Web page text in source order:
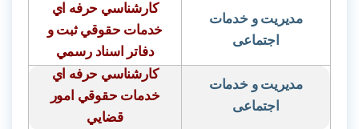
مدیریت و خدمات
اجتماعی
كارشناسي حرفه اي
خدمات حقوقي ثبت و
دفاتر اسناد رسمي
مدیریت و خدمات
اجتماعی
كارشناسي حرفه اي
خدمات حقوقي امور
قضايي